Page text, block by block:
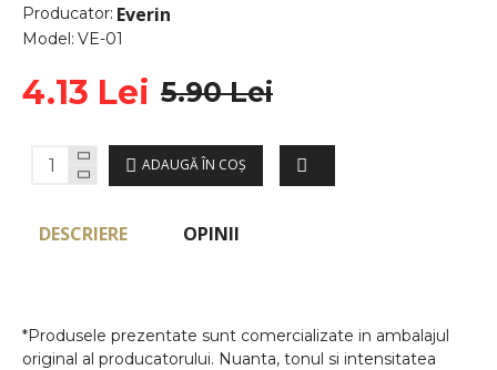
Producator: Everin
Model: VE-01
4.13 Lei 5.90 Lei
ADAUGĂ ÎN COŞ
DESCRIERE OPINII
*Produsele prezentate sunt comercializate in ambalajul
original al producatorului. Nuanta, tonul si intensitatea